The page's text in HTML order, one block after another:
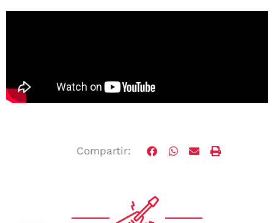
Compartir: